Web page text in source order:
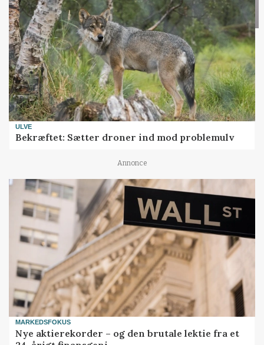
ULVE
Bekræftet: Sætter droner ind mod problemulv
Annonce
MARKEDSFOKUS
Nye aktierekorder – og den brutale lektie fra et